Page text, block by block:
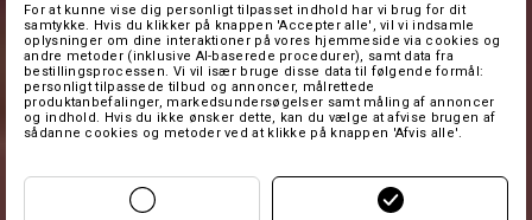
For at kunne vise dig personligt tilpasset indhold har vi brug for dit
samtykke. Hvis du klikker på knappen 'Accepter alle', vil vi indsamle
oplysninger om dine interaktioner på vores hjemmeside via cookies og
andre metoder (inklusive AI-baserede procedurer), samt data fra
bestillingsprocessen. Vi vil især bruge disse data til følgende formål:
personligt tilpassede tilbud og annoncer, målrettede
produktanbefalinger, markedsundersøgelser samt måling af annoncer
og indhold. Hvis du ikke ønsker dette, kan du vælge at afvise brugen af
sådanne cookies og metoder ved at klikke på knappen 'Afvis alle'.